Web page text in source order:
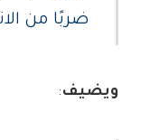
ضربًا من
ويضيف: